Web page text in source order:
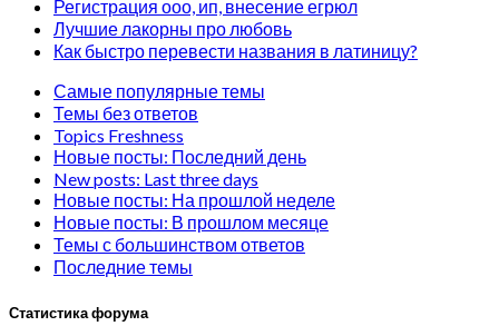
Регистрация ооо, ип, внесение егрюл
Лучшие лакорны про любовь
Как быстро перевести названия в латиницу?
Самые популярные темы
Темы без ответов
Topics Freshness
Новые посты: Последний день
New posts: Last three days
Новые посты: На прошлой неделе
Новые посты: В прошлом месяце
Темы с большинством ответов
Последние темы
Статистика форума